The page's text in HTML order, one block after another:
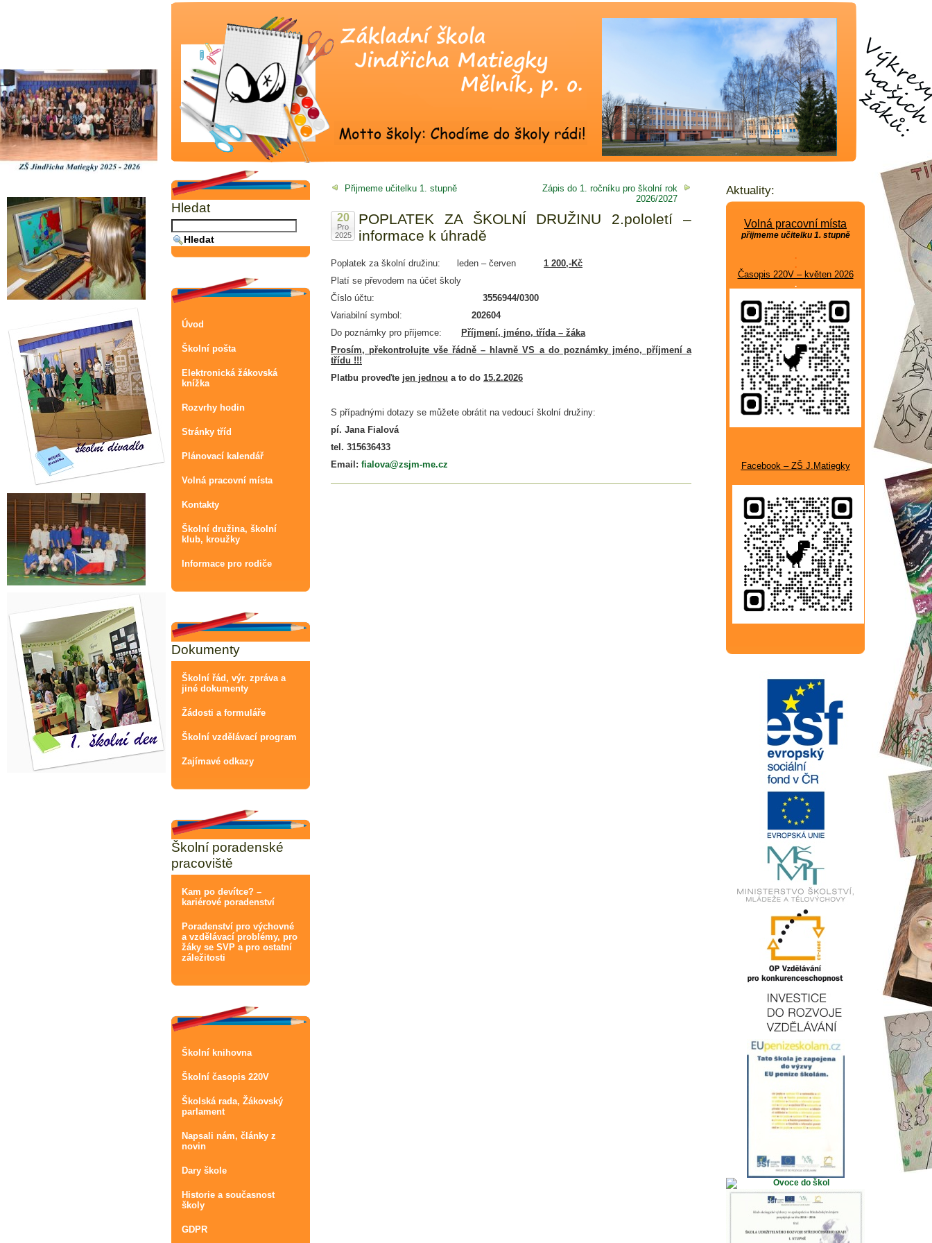
Přijmeme učitelku 1. stupně
Zápis do 1. ročníku pro školní rok
2026/2027
20
Pro
2025
POPLATEK ZA ŠKOLNÍ DRUŽINU 2.pololetí –
informace k úhradě
Poplatek za školní družinu: leden – červen 1 200,-Kč
Platí se převodem na účet školy
Číslo účtu: 3556944/0300
Variabilní symbol: 202604
Do poznámky pro příjemce:
Příjmení, jméno, třída – žáka
Prosím, překontrolujte vše řádně – hlavně VS a do poznámky jméno, příjmení a
třídu !!!
Platbu proveďte jen jednou a to do 15.2.2026
S případnými dotazy se můžete obrátit na vedoucí školní družiny:
pí. Jana Fialová
tel. 315636433
Email: fialova@zsjm-me.cz
Hledat
Úvod
Školní pošta
Elektronická žákovská
knížka
Rozvrhy hodin
Stránky tříd
Plánovací kalendář
Volná pracovní místa
Kontakty
Školní družina, školní
klub, kroužky
Informace pro rodiče
Dokumenty
Školní řád, výr. zpráva a
jiné dokumenty
Žádosti a formuláře
Školní vzdělávací program
Zajímavé odkazy
Školní poradenské
pracoviště
Kam po devítce? –
kariérové poradenství
Poradenství pro výchovné
a vzdělávací problémy, pro
žáky se SVP a pro ostatní
záležitosti
Školní knihovna
Školní časopis 220V
Školská rada, Žákovský
parlament
Napsali nám, články z
novin
Dary škole
Historie a současnost
školy
GDPR
Aktuality:
Volná pracovní místa
přijmeme učitelku 1. stupně
.
.
Časopis 220V – květen 2026
.
Facebook – ZŠ J.Matiegky